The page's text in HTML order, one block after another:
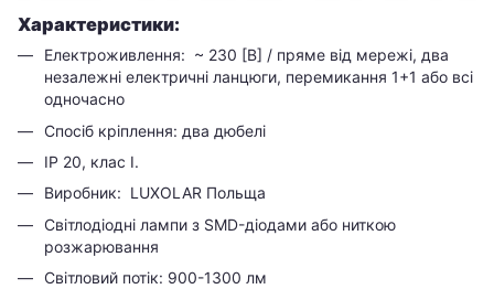
Характеристики:
Електроживлення: ~ 230 [В] / пряме від мережі, два
незалежні електричні ланцюги, перемикання 1+1 або всі
одночасно
Спосіб кріплення: два дюбелі
ІР 20, клас I.
Виробник: LUXOLAR Польща
Світлодіодні лампи з SMD-діодами або ниткою
розжарювання
Світловий потік: 900-1300 лм